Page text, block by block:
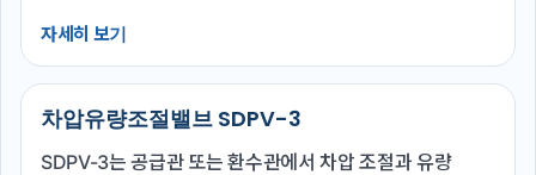
자세히 보기
차압유량조절밸브 SDPV-3
SDPV-3는 공급관 또는 환수관에서 차압 조절과 유량